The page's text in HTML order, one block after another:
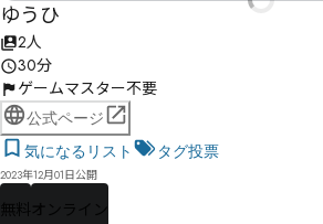
ゆうひ
2人
30分
ゲームマスター不要
公式ページ
気になるリスト
タグ投票
2023年12月01日公開
無料 オンライン